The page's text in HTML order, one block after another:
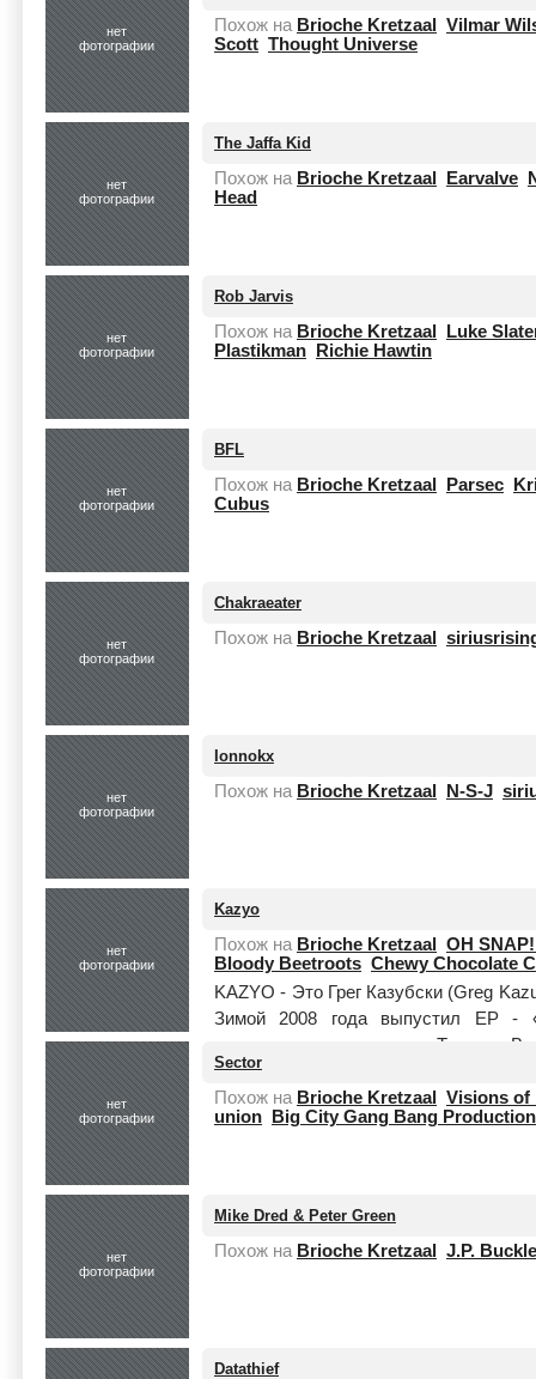
нет
фотографии
Похож на Brioche Kretzaal
Vilmar
Scott Thought Universe
нет
фотографии
The Jaffa Kid
Похож на Brioche Kretzaal Earvalve
Head
нет
фотографии
Rob Jarvis
Похож на Brioche Kretzaal
Luke
Plastikman
Richie Hawtin
нет
фотографии
BFL
Похож на Brioche Kretzaal Parsec
Cubus
нет
фотографии
Chakraeater
Похож на Brioche Kretzaal
нет
фотографии
Ionnokx
Похож на Brioche Kretzaal N-S-J
нет
фотографии
Kazyo
Похож на Brioche Kretzaal
OH
Bloody Beetroots Chewy Chocolate
KAZYO - Это Грег Казубски (Greg
Зимой 2008 года выпустил EP -
предполагали что проект Teenage
Читать целиком
нет
фотографии
Sector
Похож на Brioche Kretzaal
Visions of
union
Big City Gang Bang
нет
фотографии
Mike Dred & Peter Green
Похож на Brioche Kretzaal J.P. Buckle
Datathief